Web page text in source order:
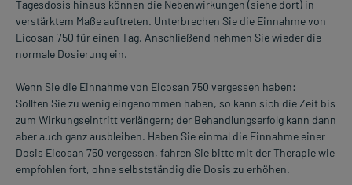
Tagesdosis hinaus können die Nebenwirkungen (siehe dort) in
verstärktem Maße auftreten. Unterbrechen Sie die Einnahme von
Eicosan 750 für einen Tag. Anschließend nehmen Sie wieder die
normale Dosierung ein.
Wenn Sie die Einnahme von Eicosan 750 vergessen haben:
Sollten Sie zu wenig eingenommen haben, so kann sich die Zeit bis
zum Wirkungseintritt verlängern; der Behandlungserfolg kann dann
aber auch ganz ausbleiben. Haben Sie einmal die Einnahme einer
Dosis Eicosan 750 vergessen, fahren Sie bitte mit der Therapie wie
empfohlen fort, ohne selbstständig die Dosis zu erhöhen.